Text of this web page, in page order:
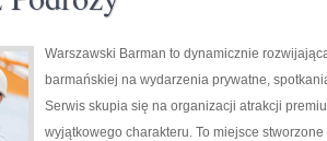
Warszawski Barman to dynamicznie
barmańskiej na wydarzenia prywatne,
Serwis skupia się na organizacji atrakcji
wyjątkowego charakteru. To miejsce